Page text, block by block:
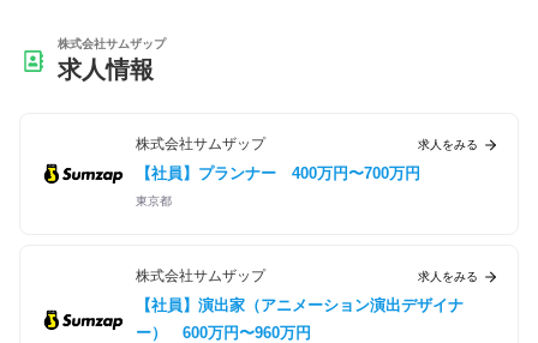
株式会社サムザップ
求人情報
株式会社サムザップ
【社員】プランナー 400万円〜700万円
東京都
求人をみる
株式会社サムザップ
【社員】演出家（アニメーション演出デザイナ
ー）
600万円〜960万円
求人をみる